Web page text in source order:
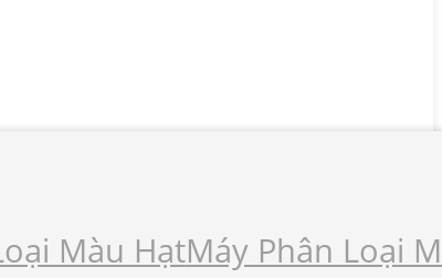
Màu HạtMáy Phân Loại